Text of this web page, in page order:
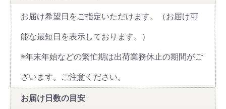
お届け希望日をご指定いただけます。（お届け可
能な最短日を表示しております。）
※年末年始などの繁忙期は出荷業務休止の期間がご
ざいます。ご注意ください。
お届け日数の目安